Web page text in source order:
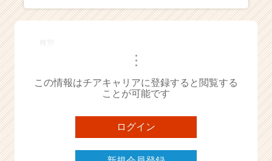
ー・
成
ら
ス
ト
が
・・・
この情報はチアキャリアに登録すると閲覧する
ことが可能です
ログイン